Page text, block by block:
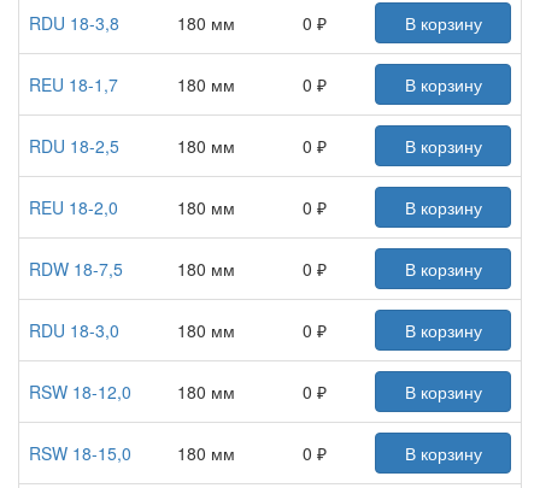
RDU 18-3,8 180 мм 0 ₽ В корзину
REU 18-1,7 180 мм 0 ₽ В корзину
RDU 18-2,5 180 мм 0 ₽ В корзину
REU 18-2,0 180 мм 0 ₽ В корзину
RDW 18-7,5 180 мм 0 ₽ В корзину
RDU 18-3,0 180 мм 0 ₽ В корзину
RSW 18-12,0 180 мм 0 ₽ В корзину
RSW 18-15,0 180 мм 0 ₽ В корзину